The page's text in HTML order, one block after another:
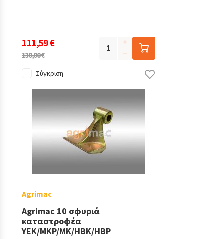
111,59 €
130,00 €
Σύγκριση
Agrimac
Agrimac 10 σφυριά
καταστροφέα
YEK/MKP/MK/HBK/HBP